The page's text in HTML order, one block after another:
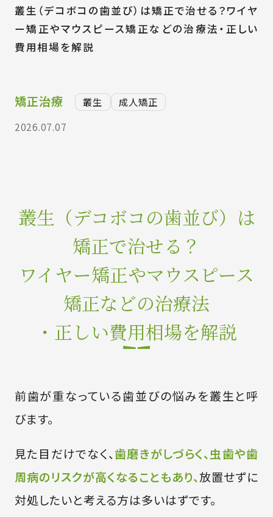
叢生（デコボコの歯並び）は矯正で治せる？ワイヤ
ー矯正やマウスピース矯正などの治療法・正しい
費用相場を解説
矯正治療 叢生
成人矯正
2026.07.07
叢生（デコボコの歯並び）は
矯正で治せる？
ワイヤー矯正やマウスピース
矯正などの治療法
・正しい費用相場を解説
前歯が重なっている歯並びの悩みを叢生と呼
びます。
見た目だけでなく、歯磨きがしづらく、虫歯や歯
周病のリスクが高くなることもあり、放置せずに
対処したいと考える方は多いはずです。